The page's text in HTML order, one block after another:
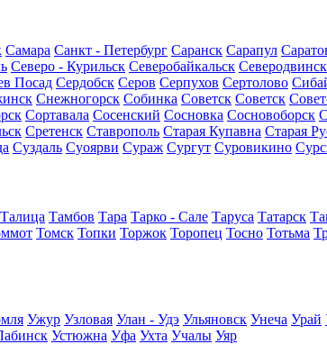
Самара Санкт - Петербург Саранск Сарапул
Северо - Курильск Северобайкальск Северодвинск
Посад Сердобск Серов Серпухов Сертолово
Снежногорск Собинка Советск Советск
Сортавала Сосенский Сосновка Сосновоборск
Сретенск Ставрополь Старая Купавна Старая
Суздаль Суоярви Сураж Сургут Суровикино
Талица Тамбов Тара Тарко - Сале Таруса Татарск
Томск Топки Торжок Торопец Тосно Тотьма
Ужур Узловая Улан - Удэ Ульяновск Унеча Урай
Устюжна Уфа Ухта Учалы Уяр